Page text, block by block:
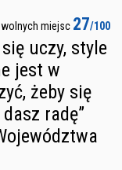
miejsc 27/100
uczy, style
jest w
żeby się
radę”